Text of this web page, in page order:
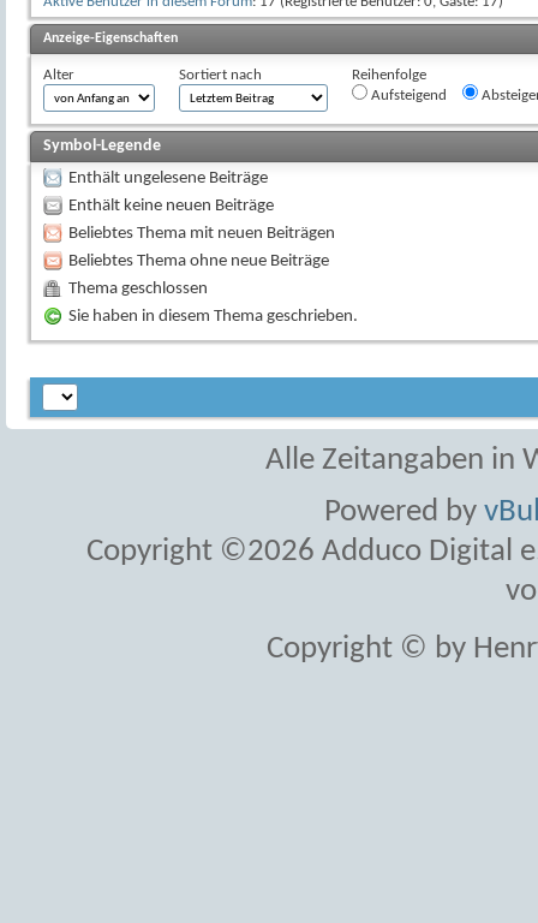
Anzeige-Eigenschaften
Alter Sortiert nach
Reihenfolge
Aufsteigend
Symbol-Legende
Enthält ungelesene Beiträge
Enthält keine neuen Beiträge
Beliebtes Thema mit neuen Beiträgen
Beliebtes Thema ohne neue Beiträge
Thema geschlossen
Sie haben in diesem Thema geschrieben.
Alle Zeitangaben in
Powered by
Copyright ©2026 Adduco Digital
Copyright © by